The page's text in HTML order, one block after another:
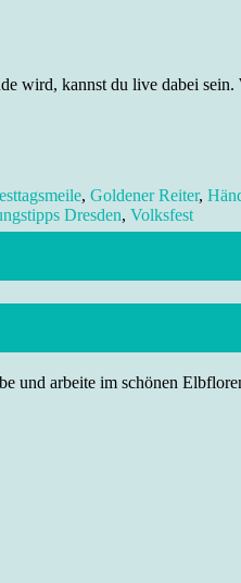
wird, kannst du live dabei
, Goldener Reiter,
Dresden, Volksfest
und arbeite im schönen